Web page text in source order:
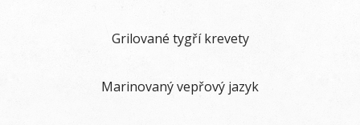
Grilované tygří krevety
Marinovaný vepřový jazyk